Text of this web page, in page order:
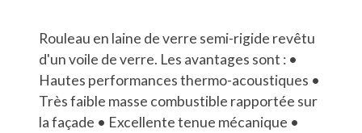
Rouleau en laine de verre semi-rigide revêtu
d'un voile de verre. Les avantages sont : •
Hautes performances thermo-acoustiques •
Très faible masse combustible rapportée sur
la façade • Excellente tenue mécanique •